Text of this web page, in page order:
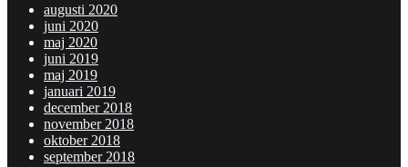
augusti 2020
juni 2020
maj 2020
juni 2019
maj 2019
januari 2019
december 2018
november 2018
oktober 2018
september 2018